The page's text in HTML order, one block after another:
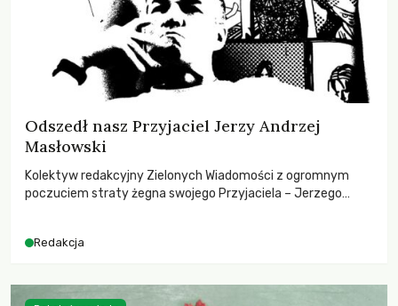
Odszedł nasz Przyjaciel Jerzy Andrzej
Masłowski
Kolektyw redakcyjny Zielonych Wiadomości z ogromnym
poczuciem straty żegna swojego Przyjaciela – Jerzego
Redakcja